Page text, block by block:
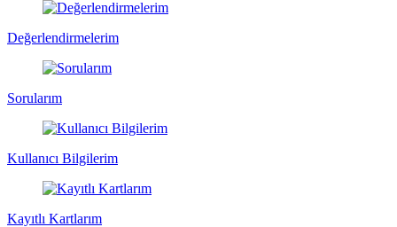
Değerlendirmelerim
Sorularım
Kullanıcı Bilgilerim
Kayıtlı Kartlarım